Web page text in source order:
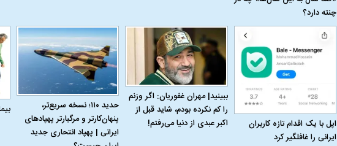
چنته دارد؟
اپل با یک اقدام تازه کاربران
ایرانی را غافلگیر کرد
ببینید| مهران غفوریان: اگر وزنم
را کم نکرده بودم، شاید قبل از
اکبر عبدی از دنیا می‌رفتم!
حدید ۱۱۰؛ نسخه سریع‌تر،
پنهان‌کارتر و مرگبارتر پهپادهای
ایرانی | پهپاد انتحاری جدید